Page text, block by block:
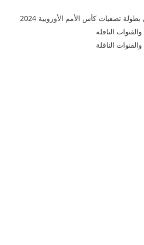
تصفيات كأس الأمم الأوروبية 2024
الناقلة
الناقلة